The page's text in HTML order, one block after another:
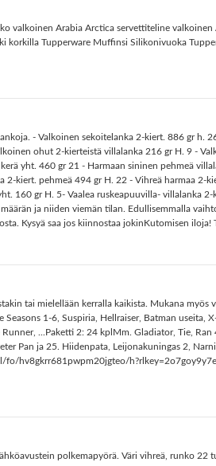
valkoinen Arabia Arctica servettiteline
korkilla Tupperware Muffinsi Silikonivuoka
- Valkoinen sekoitelanka 2-kiert. 886 gr h.
ohut 2-kierteistä villalanka 216 gr H. 9 -
yht. 460 gr 21 - Harmaan sininen pehmeä
kiert. pehmeä 494 gr H. 22 - Vihreä harmaa
160 gr H. 5- Vaalea ruskeapuuvilla- villalanka
ja niiden viemän tilan. Edullisemmalla
Kysyä saa jos kiinnostaa jokinKutomisen iloja!
tai mielellään kerralla kaikista. Mukana
1-6, Suspiria, Hellraiser, Batman
...Paketti 2: 24 kplMm. Gladiator, Tie,
Pan ja 25. Hiidenpata, Leijonakuningas 2,
hv8gkrr681pwpm20jgteo/
polkemapyörä. Väri vihreä, runko